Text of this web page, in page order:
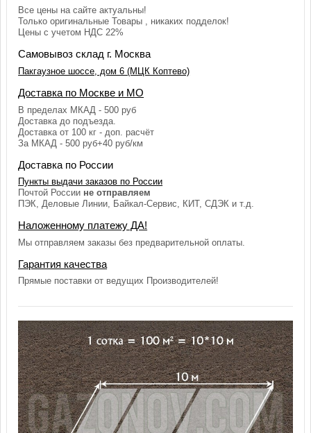
Все цены на сайте актуальны!
Только оригинальные Товары , никаких подделок!
Цены с учетом НДС 22%
Самовывоз склад г. Москва
Пакгаузное шоссе, дом 6 (МЦК Коптево)
Доставка по Москве и МО
В пределах МКАД - 500 руб
Доставка до подъезда.
Доставка от 100 кг - доп. расчёт
За МКАД - 500 руб+40 руб/км
Доставка по России
Пункты выдачи заказов по России
Почтой России не отправляем
ПЭК, Деловые Линии, Байкал-Сервис, КИТ, СДЭК и т.д.
Наложенному платежу ДА!
Мы отправляем заказы без предварительной оплаты.
Гарантия качества
Прямые поставки от ведущих Производителей!